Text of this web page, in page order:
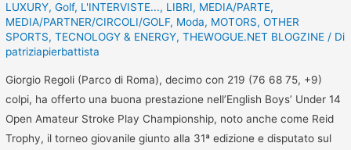
LUXURY,Golf, L'INTERVISTE..., LIBRI, MEDIA/PARTE,
MEDIA/PARTNER/CIRCOLI/GOLF, Moda, MOTORS,OTHER
SPORTS,TECNOLOGY & ENERGY,THEWOGUE.NET BLOGZINE / Di
patriziapierbattista
Giorgio Regoli (Parco di Roma), decimo con 219 (76 68 75, +9)
colpi, ha offerto una buona prestazione nell’English Boys’ Under 14
Open Amateur Stroke Play Championship, noto anche come Reid
Trophy, il torneo giovanile giunto alla 31ª edizione e disputato sul